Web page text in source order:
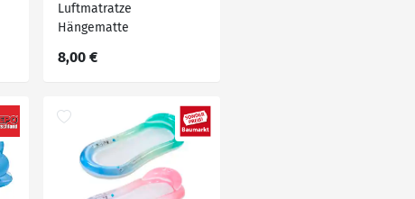
Luftmatratze
Hängematte
8,00 €